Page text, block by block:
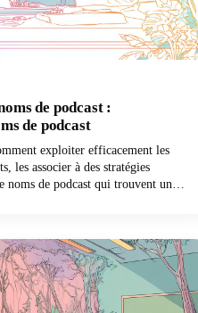
de podcast :
de podcast
exploiter efficacement les
les associer à des stratégies
noms de podcast qui trouvent un
et pour les noms des épisodes